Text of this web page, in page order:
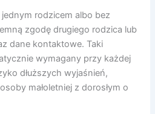
rodzicem albo bez
zgodę drugiego rodzica lub
dane kontaktowe. Taki
wymagany przy każdej
dłuższych wyjaśnień,
małoletniej z dorosłym o